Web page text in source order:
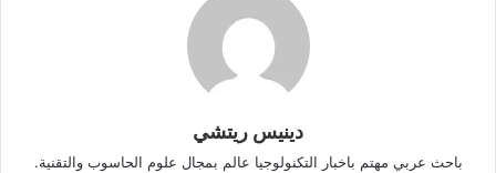
دينيس ريتشي
باحث عربي مهتم باخبار التكنولوجيا عالم بمجال علوم الحاسوب والتقنية.